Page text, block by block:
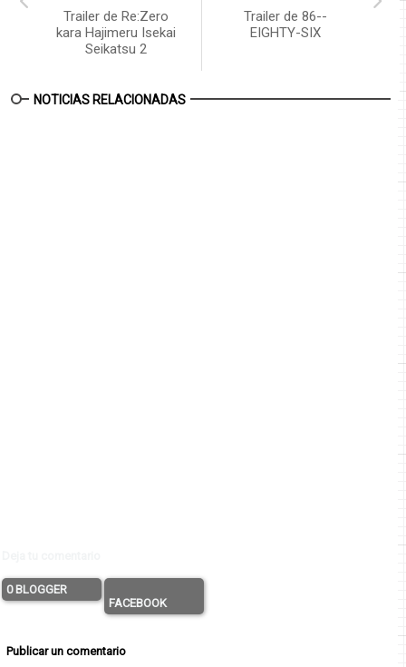
Trailer de 86--
EIGHTY-SIX
Trailer de Re:Zero
kara Hajimeru Isekai
Seikatsu 2
NOTICIAS RELACIONADAS
0 BLOGGER
FACEBOOK
Publicar un comentario